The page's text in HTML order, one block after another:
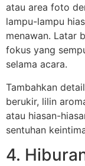
atau area foto
lampu-lampu
menawan. Latar
fokus yang
selama acara.
Tambahkan
berukir, lilin
atau hiasan-
sentuhan
4.